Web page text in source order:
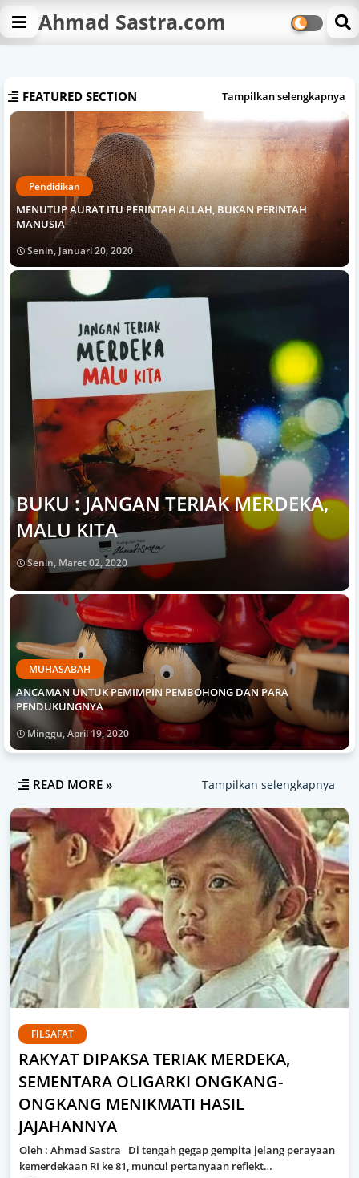
Ahmad Sastra.com
FEATURED SECTION Tampilkan selengkapnya
Pendidikan
MENUTUP AURAT ITU PERINTAH ALLAH, BUKAN PERINTAH
MANUSIA
Senin, Januari 20, 2020
BUKU : JANGAN TERIAK MERDEKA,
MALU KITA
Senin, Maret 02, 2020
MUHASABAH
ANCAMAN UNTUK PEMIMPIN PEMBOHONG DAN PARA
PENDUKUNGNYA
Minggu, April 19, 2020
READ MORE » Tampilkan selengkapnya
FILSAFAT
RAKYAT DIPAKSA TERIAK MERDEKA,
SEMENTARA OLIGARKI ONGKANG-
ONGKANG MENIKMATI HASIL
JAJAHANNYA
Oleh : Ahmad Sastra Di tengah gegap gempita jelang perayaan
kemerdekaan RI ke 81, muncul pertanyaan reflekt…